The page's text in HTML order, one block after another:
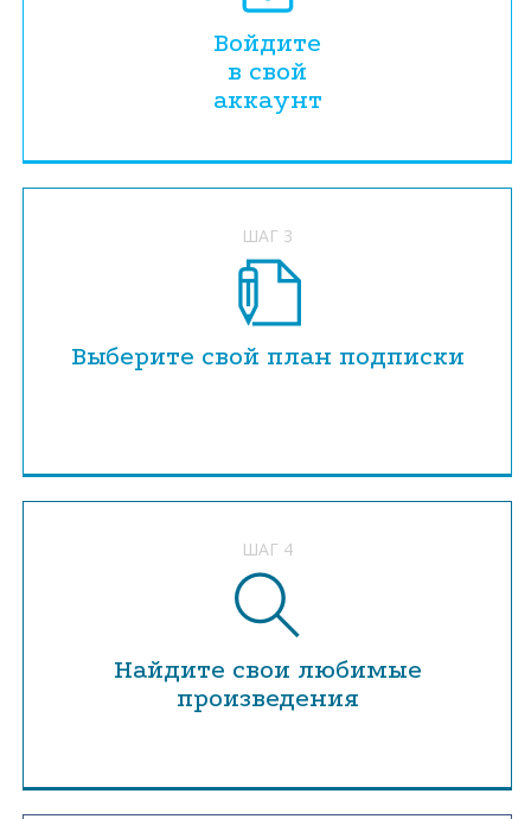
Войдите
в свой
аккаунт
ШАГ 3
Выберите свой план подписки
ШАГ 4
Найдите свои любимые
произведения